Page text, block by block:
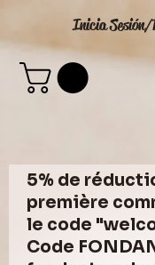
Inicia
5% de
première
le code
Code